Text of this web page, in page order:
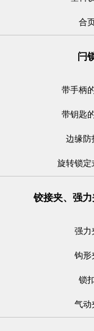
合
闩
带手柄
带钥匙
边缘防
旋转锁定
铰接夹、强
强力
钩形
锁
气动